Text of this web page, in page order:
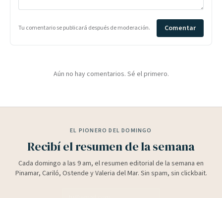
Tu comentario se publicará después de moderación. Comentar
Aún no hay comentarios. Sé el primero.
EL PIONERO DEL DOMINGO
Recibí el resumen de la semana
Cada domingo a las 9 am, el resumen editorial de la semana en
Pinamar, Cariló, Ostende y Valeria del Mar. Sin spam, sin clickbait.